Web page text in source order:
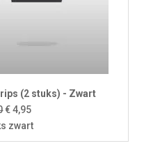
(2 stuks) - Zwart
Oorspronkelijke
prijs
was:
€4,95Huidige
prijs
is:
zwart